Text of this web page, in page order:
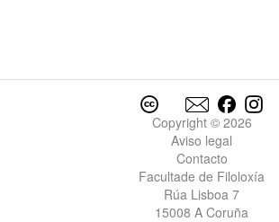
Copyright © 2026
Aviso legal
Contacto
Facultade de Filoloxía
Rúa Lisboa 7
15008 A Coruña